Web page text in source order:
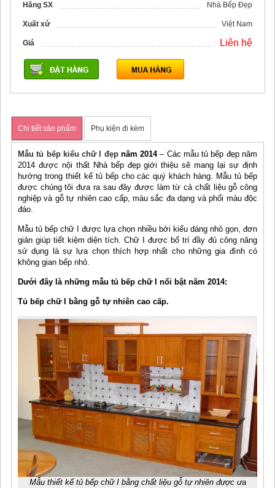
Hãng SX Nhà Bếp Đẹp
Xuất xứ Việt Nam
Giá Liên hệ
Chi tiết sản phẩm Phụ kiện đi kèm
Mẫu tủ bếp kiểu chữ I đẹpnăm 2014– Các mẫu tủ bếp đẹp năm
2014 được nội thất Nhà bếp đẹp giới thiệu sẽ mang lại sự định
hướng trong thiết kế tủ bếp cho các quý khách hàng. Mẫu tủ bếp
được chúng tôi đưa ra sau đây được làm từ cả chất liệu gỗ công
nghiệp và gỗ tự nhiên cao cấp, màu sắc đa dạng và phối màu độc
đáo.
Mẫu tủ bếp chữ I được lựa chọn nhiều bởi kiểu dáng nhỏ gọn, đơn
giản giúp tiết kiệm diện tích. Chữ I được bố trí đầy đủ công năng
sử dụng là sự lựa chọn thích hợp nhất cho những gia đình có
không gian bếp nhỏ.
Dưới đây là những mẫu tủ bếp chữ I nổi bật năm 2014:
Tủ bếp chữ I bằng gỗ tự nhiên cao cấp.
Mẫu thiết kế tủ bếp chữ I bằng chất liệu gỗ tự nhiên được ưa